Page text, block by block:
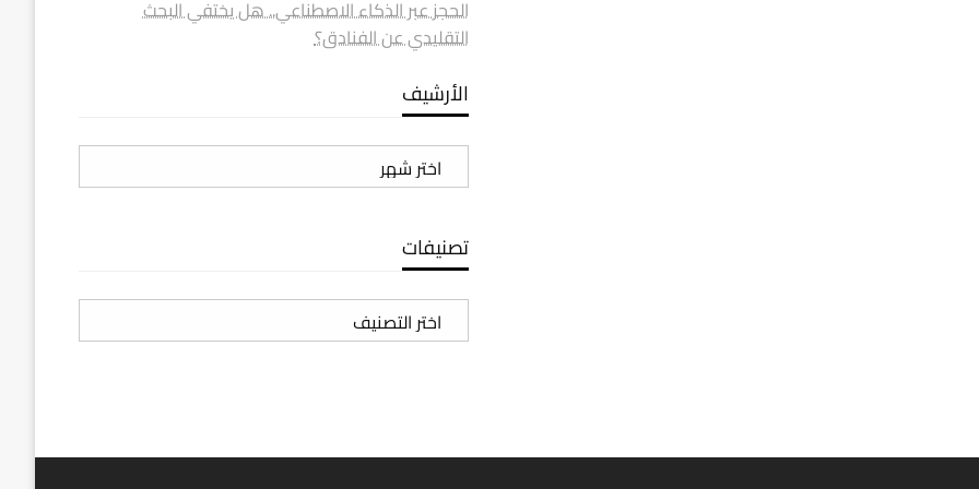
الحجز عبر الذكاء الاصطناعي.. هل يختفي البحث
التقليدي عن الفنادق؟
الأرشيف
الأرشيف
تصنيفات
تصنيفات